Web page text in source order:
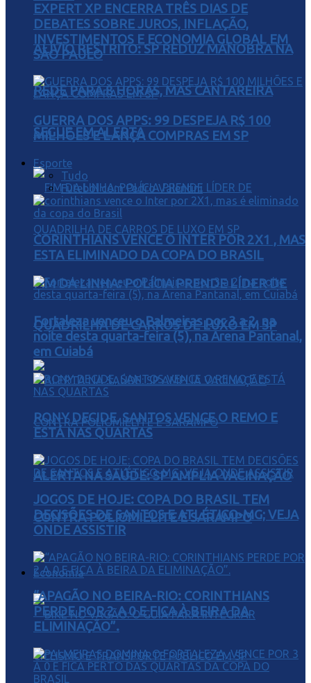
ALÍVIO RESTRITO: SP REDUZ MANOBRA NA
REDE PARA 8 HORAS, MAS CANTAREIRA
SEGUE EM ALERTA
FIM DA LINHA: POLÍCIA PRENDE LÍDER DE
QUADRILHA DE CARROS DE LUXO EM SP
ALERTA NA SAÚDE: SP AMPLIA VACINAÇÃO
CONTRA POLIOMIELITE E SARAMPO
Economia
EXPERT XP ENCERRA TRÊS DIAS DE
DEBATES SOBRE JUROS, INFLAÇÃO,
INVESTIMENTOS E ECONOMIA GLOBAL EM
SÃO PAULO
GUERRA DOS APPS: 99 DESPEJA R$ 100
MILHÕES E LANÇA COMPRAS EM SP
Esporte
Tudo
Futebol com Pedro Valentini
CORINTHIANS VENCE O INTER POR 2X1 , MAS
ESTA ELIMINADO DA COPA DO BRASIL
Fortaleza venceu o Palmeiras por 3 a 2, na
noite desta quarta-feira (5), na Arena Pantanal,
em Cuiabá
RONY DECIDE, SANTOS VENCE O REMO E
ESTÁ NAS QUARTAS
JOGOS DE HOJE: COPA DO BRASIL TEM
DECISÕES DE SANTOS E ATLÉTICO-MG; VEJA
ONDE ASSISTIR
“APAGÃO NO BEIRA-RIO: CORINTHIANS
PERDE POR 2 A 0 E FICA À BEIRA DA
ELIMINAÇÃO”.